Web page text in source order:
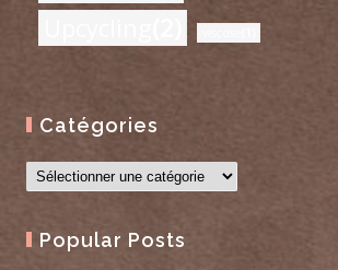
Catégories
Popular Posts